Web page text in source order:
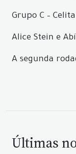
Grupo C –
Alice Stein e
A segunda
Últimas